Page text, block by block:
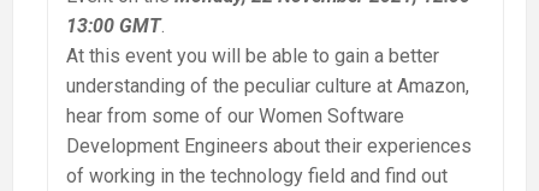
13:00 GMT.
At this event you will be able to gain a better
understanding of the peculiar culture at Amazon,
hear from some of our Women Software
Development Engineers about their experiences
of working in the technology field and find out